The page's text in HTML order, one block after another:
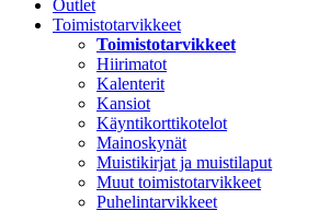
Outlet
Toimistotarvikkeet
Toimistotarvikkeet
Hiirimatot
Kalenterit
Kansiot
Käyntikorttikotelot
Mainoskynät
Muistikirjat ja muistilaput
Muut toimistotarvikkeet
Puhelintarvikkeet